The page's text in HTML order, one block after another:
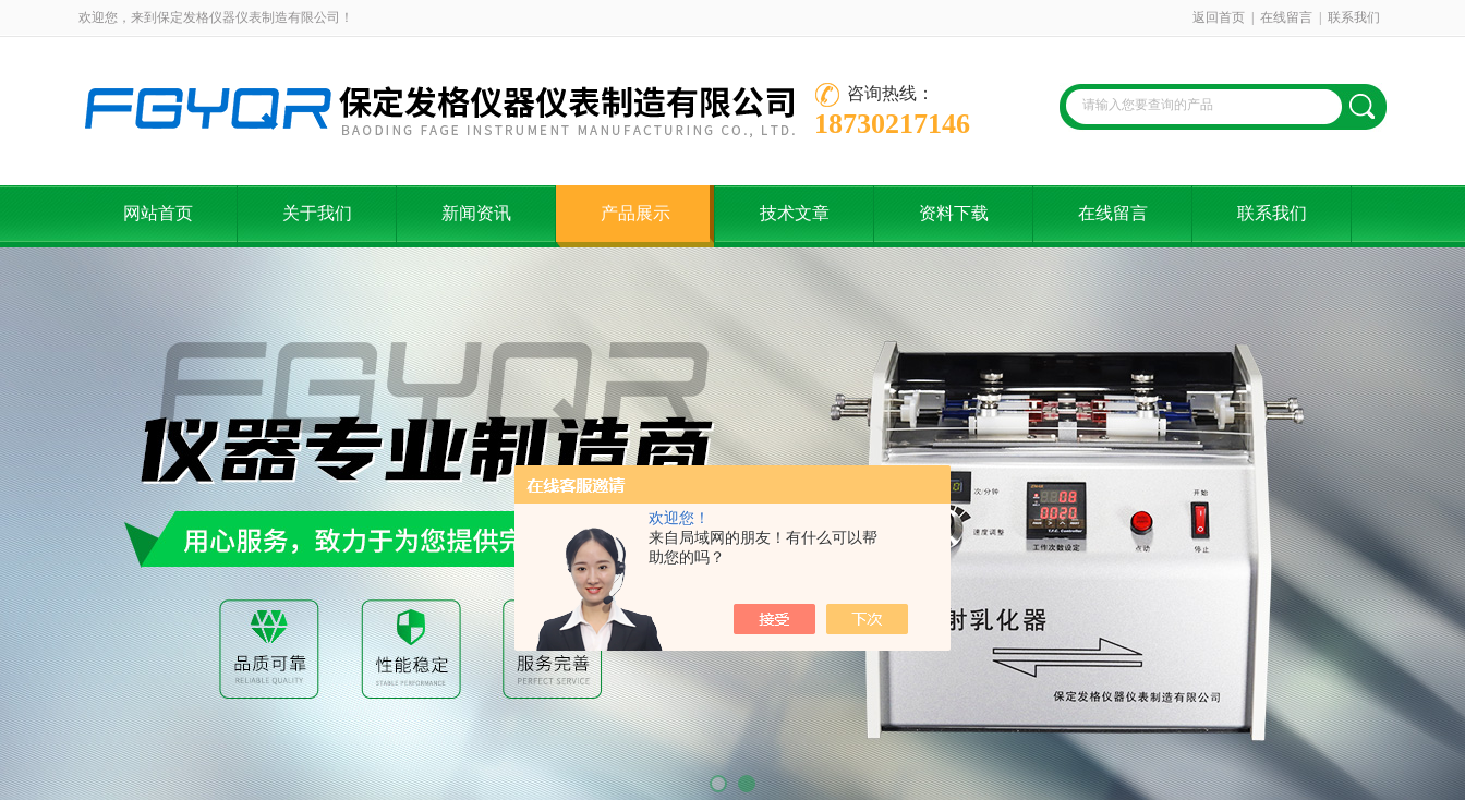
欢迎您！
来自局域网的朋友！有什么可以帮
助您的吗？
欢迎您，来到保定发格仪器仪表制造有限公司！ 返回首页 在线留言 联系我们
咨询热线：
18730217146
网站首页 关于我们 新闻资讯 产品展示 技术文章 资料下载 在线留言 联系我们